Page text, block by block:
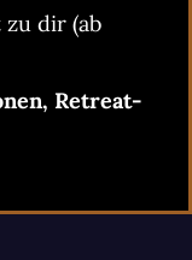
dir (ab
Retreat-